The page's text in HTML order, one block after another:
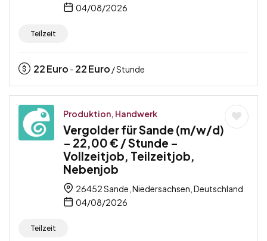
04/08/2026
Teilzeit
22Euro - 22Euro / Stunde
Produktion, Handwerk
Vergolder für Sande (m/w/d)
– 22,00 € / Stunde –
Vollzeitjob, Teilzeitjob,
Nebenjob
26452 Sande, Niedersachsen, Deutschland
04/08/2026
Teilzeit